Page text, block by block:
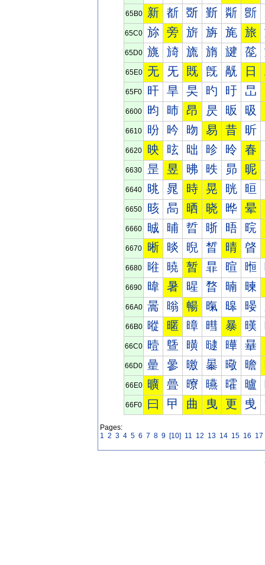
65B0 新 斱 斲 斳 斴 斵
65C0 旀 旁 旂 旃 旄 旅
65D0 旐 旑 旒 旓 旔 旕
65E0 无 旡 既 旣 旤 日
65F0 旰 旱 旲 旳 旴 旵
6600 昀 昁 昂 昃 昄 昅
6610 昐 昑 昒 易 昔 昕
6620 映 昡 昢 昣 昤 春
6630 昰 昱 昲 昳 昴 昵
6640 晀 晁 時 晃 晄 晅
6650 晐 晑 晒 晓 晔 晕
6660 晠 晡 晢 晣 晤 晥
6670 晰 晱 晲 晳 晴 晵
6680 暀 暁 暂 暃 暄 暅
6690 暐 暑 暒 暓 暔 暕
66A0 暠 暡 暢 暣 暤 暥
66B0 暰 暱 暲 暳 暴 暵
66C0 曀 曁 曂 曃 曄 曅
66D0 曐 曑 曒 曓 曔 曕
66E0 曠 曡 曢 曣 曤 曥
66F0 曰 曱 曲 曳 更 曵
Pages:
1 2 3 4 5 6 7 8 9 [10] 11 12 13 14 15 16 17